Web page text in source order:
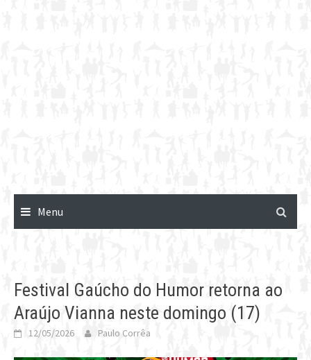
Menu
Festival Gaúcho do Humor retorna ao
Araújo Vianna neste domingo (17)
12/05/2026 Paulo Corrêa